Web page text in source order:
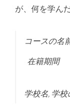
が、何を学ん
コー
在籍期間
学校名, 学